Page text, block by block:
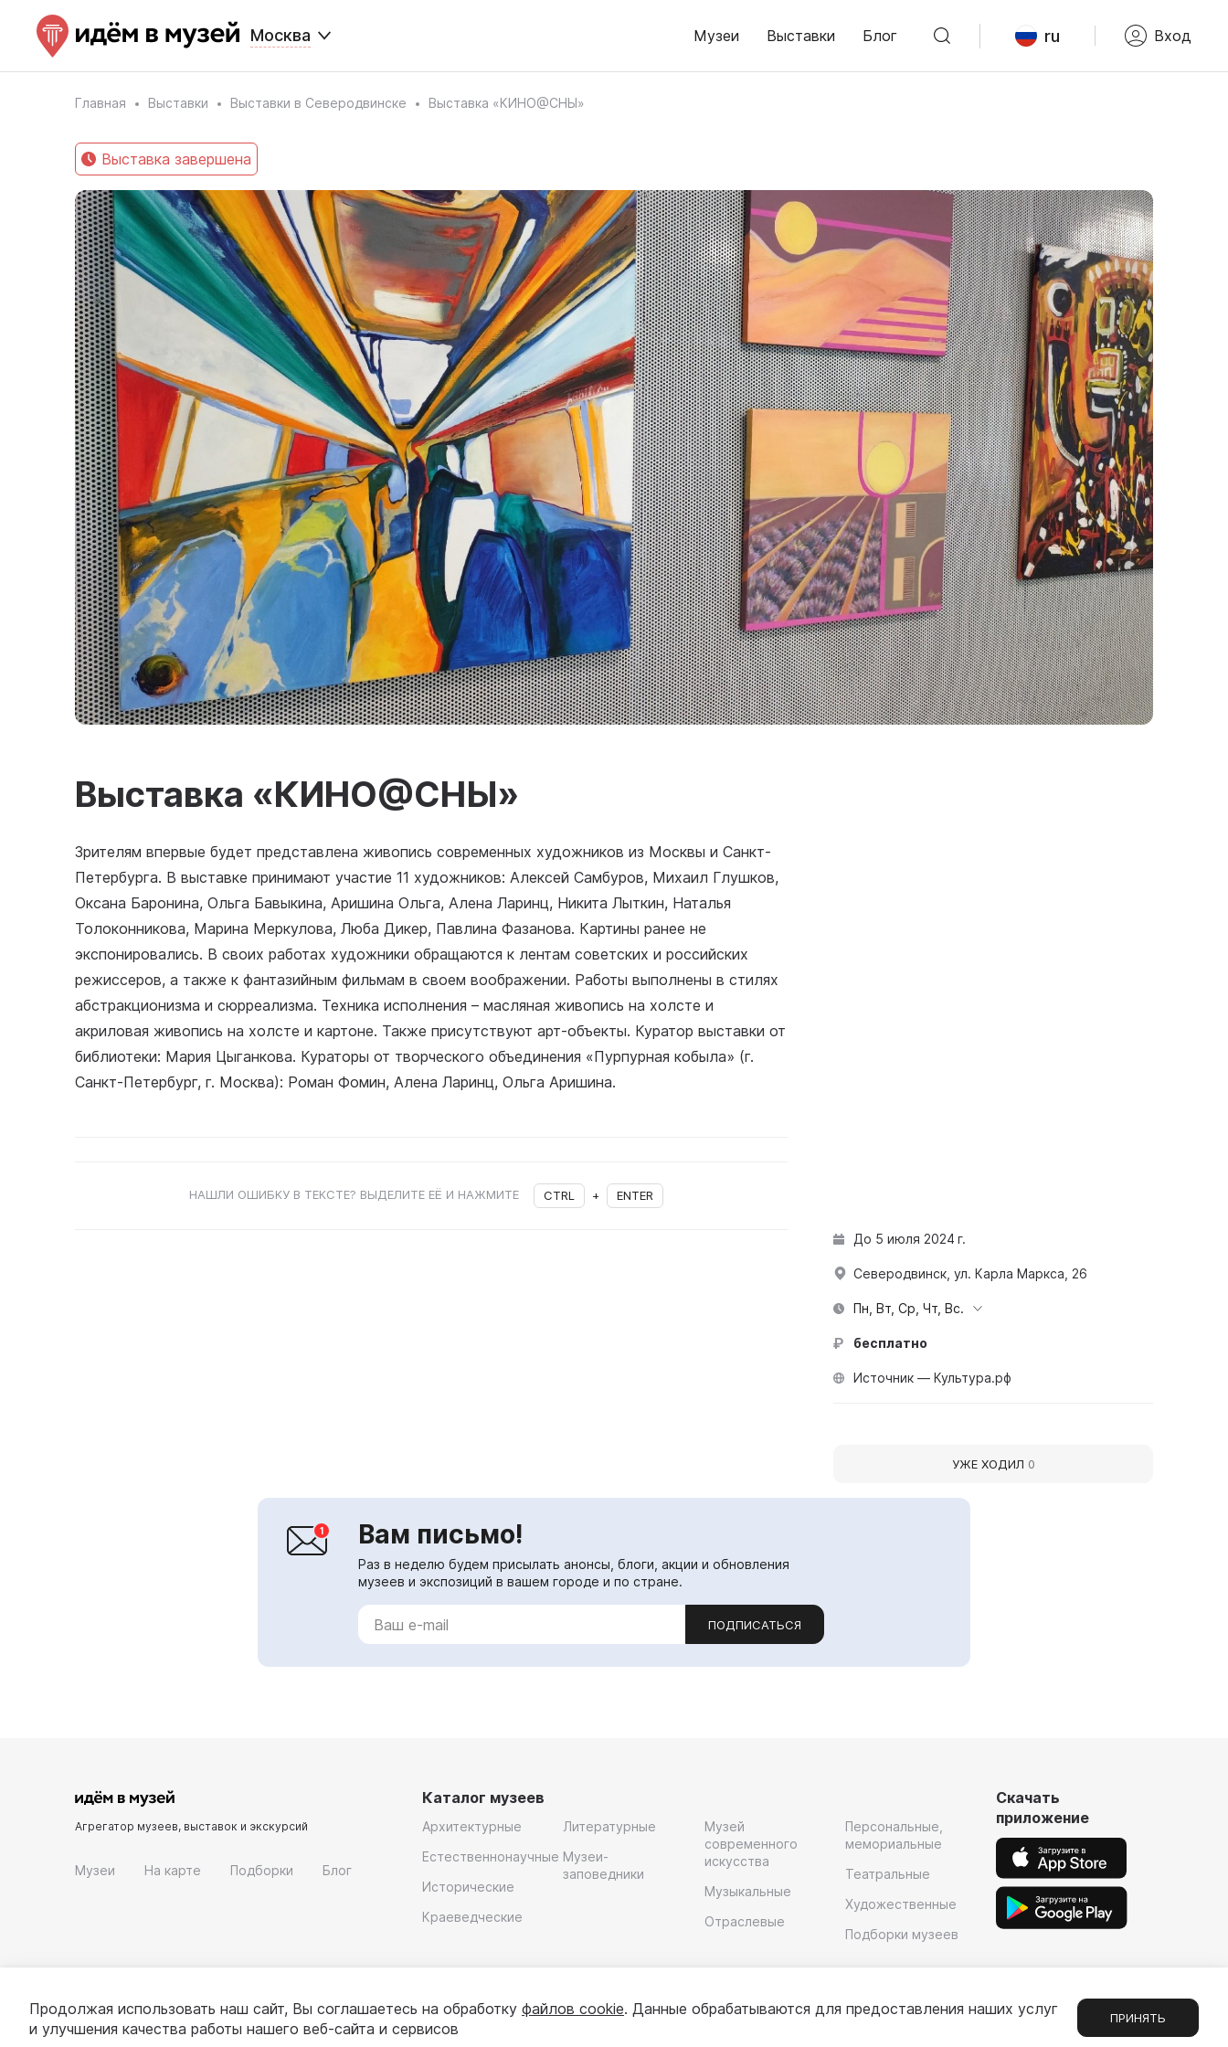
Москва Музеи Выставки Блог ru Вход
Главная Выставки Выставки в Северодвинске Выставка «КИНО@СНЫ»
Выставка завершена
Выставка «КИНО@СНЫ»
Зрителям впервые будет представлена живопись современных художников из Москвы и Санкт-
Петербурга. В выставке принимают участие 11 художников: Алексей Самбуров, Михаил Глушков,
Оксана Баронина, Ольга Бавыкина, Аришина Ольга, Алена Ларинц, Никита Лыткин, Наталья
Толоконникова, Марина Меркулова, Люба Дикер, Павлина Фазанова. Картины ранее не
экспонировались. В своих работах художники обращаются к лентам советских и российских
режиссеров, а также к фантазийным фильмам в своем воображении. Работы выполнены в стилях
абстракционизма и сюрреализма. Техника исполнения – масляная живопись на холсте и
акриловая живопись на холсте и картоне. Также присутствуют арт-объекты. Куратор выставки от
библиотеки: Мария Цыганкова. Кураторы от творческого объединения «Пурпурная кобыла» (г.
Санкт-Петербург, г. Москва): Роман Фомин, Алена Ларинц, Ольга Аришина.
НАШЛИ ОШИБКУ В ТЕКСТЕ? ВЫДЕЛИТЕ ЕЁ И НАЖМИТЕ CTRL + ENTER
До 5 июля 2024 г.
Северодвинск, ул. Карла Маркса, 26
Пн, Вт, Ср, Чт, Вс.
бесплатно
Источник — Культура.рф
УЖЕ ХОДИЛ 0
Вам письмо!
Раз в неделю будем присылать анонсы, блоги, акции и обновления
музеев и экспозиций в вашем городе и по стране.
ПОДПИСАТЬСЯ
Агрегатор музеев, выставок и экскурсий
Музеи На карте Подборки Блог
Каталог музеев
Архитектурные
Естественнонаучные
Исторические
Краеведческие
Литературные
Музеи-
заповедники
Музей
современного
искусства
Музыкальные
Отраслевые
Персональные,
мемориальные
Театральные
Художественные
Подборки музеев
Скачать
приложение
Продолжая использовать наш сайт, Вы соглашаетесь на обработку файлов cookie. Данные обрабатываются для предоставления наших услуг
и улучшения качества работы нашего веб-сайта и сервисов
ПРИНЯТЬ